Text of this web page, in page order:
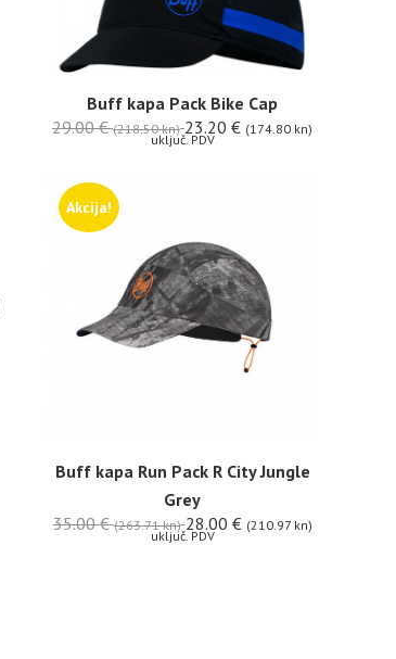
Buff kapa Pack Bike Cap
29.00€ (218.50 kn) 23.20 € (174.80 kn)
uključ. PDV
Akcija!
Buff kapa Run Pack R City Jungle
Grey
35.00€ (263.71 kn) 28.00 € (210.97 kn)
uključ. PDV